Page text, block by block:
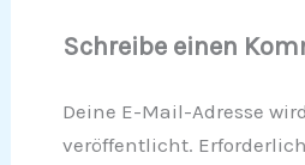
Schreibe einen
Deine E-Mail-Adresse
veröffentlicht.